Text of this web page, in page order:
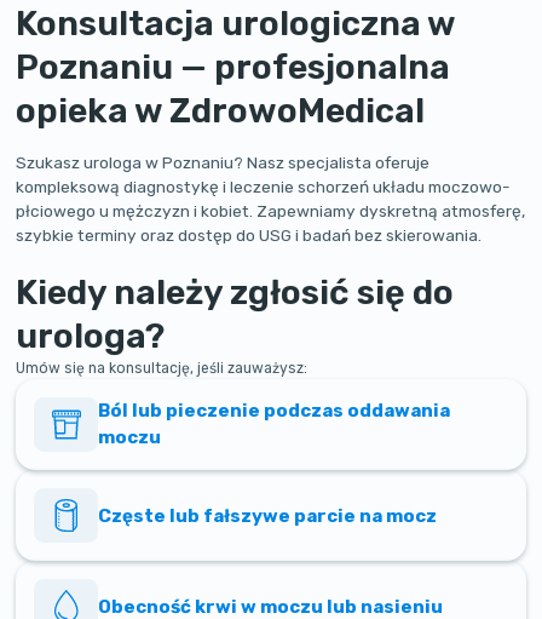
Konsultacja urologiczna w
Poznaniu — profesjonalna
opieka w ZdrowoMedical
Szukasz urologa w Poznaniu? Nasz specjalista oferuje
kompleksową diagnostykę i leczenie schorzeń układu moczowo-
płciowego u mężczyzn i kobiet. Zapewniamy dyskretną atmosferę,
szybkie terminy oraz dostęp do USG i badań bez skierowania.
Kiedy należy zgłosić się do
urologa?
Umów się na konsultację, jeśli zauważysz:
Ból lub pieczenie podczas oddawania
moczu
Częste lub fałszywe parcie na mocz
Obecność krwi w moczu lub nasieniu